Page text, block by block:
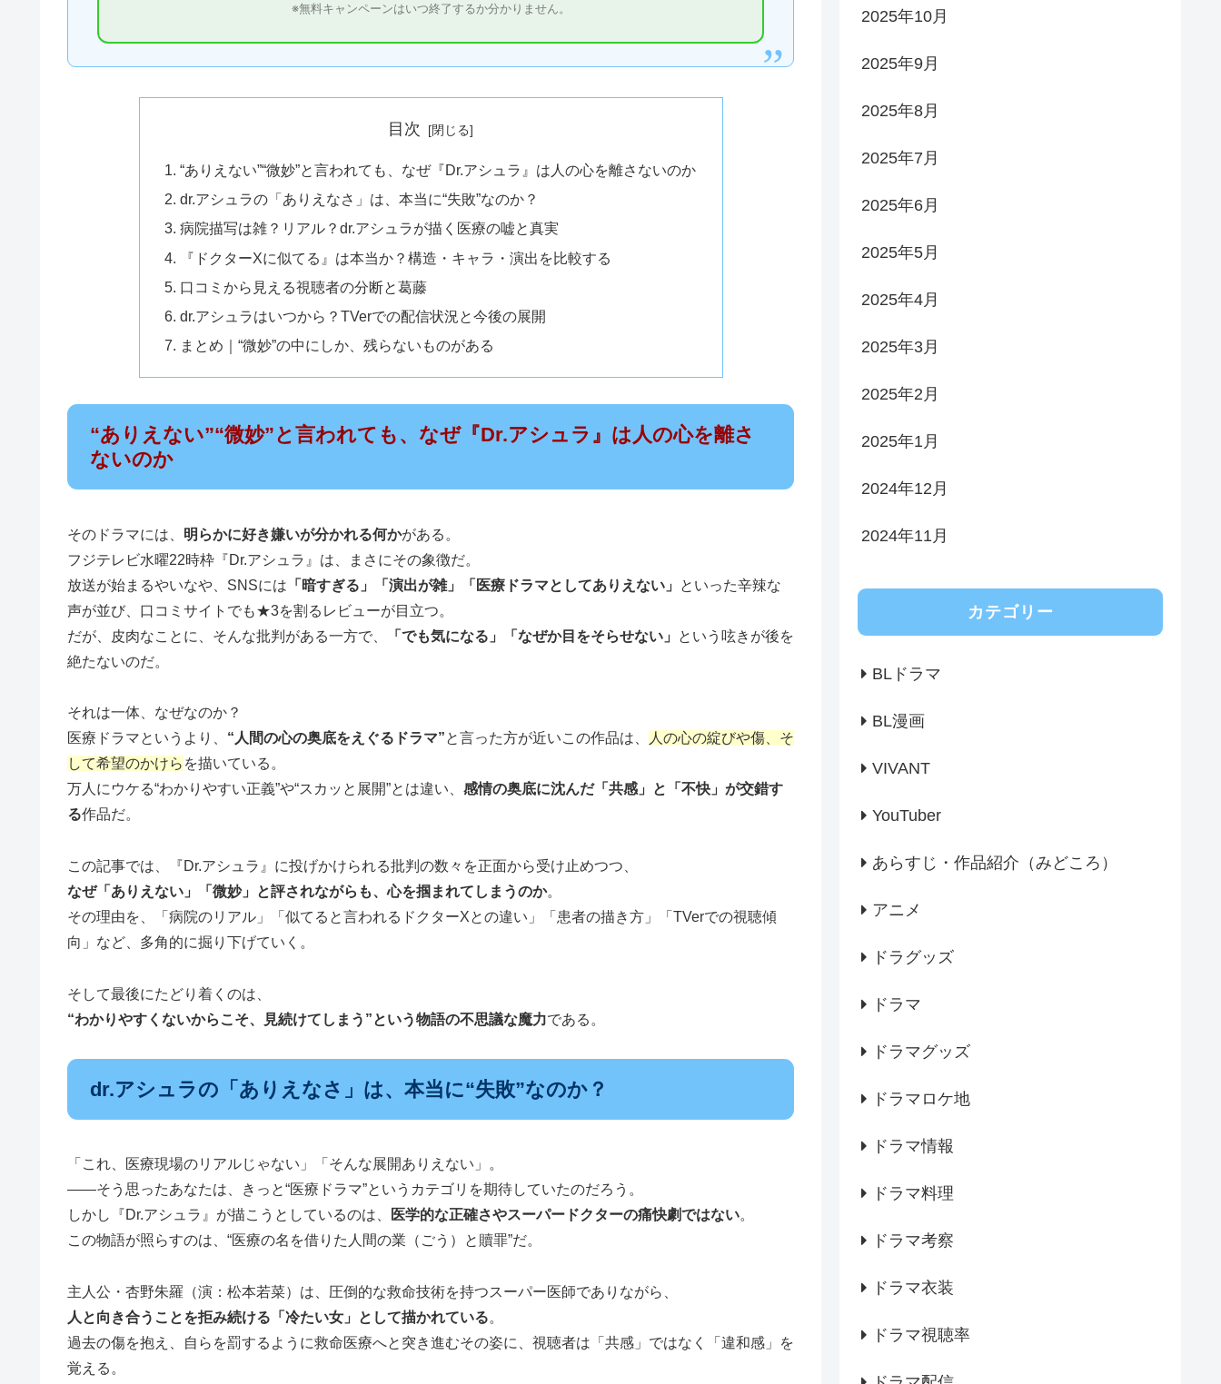
※無料キャンペーンはいつ終了するか分かりません。
目次
“ありえない”“微妙”と言われても、なぜ『Dr.アシュラ』は人の心を離さないのか
dr.アシュラの「ありえなさ」は、本当に“失敗”なのか？
病院描写は雑？リアル？dr.アシュラが描く医療の嘘と真実
『ドクターXに似てる』は本当か？構造・キャラ・演出を比較する
口コミから見える視聴者の分断と葛藤
dr.アシュラはいつから？TVerでの配信状況と今後の展開
まとめ｜“微妙”の中にしか、残らないものがある
“ありえない”“微妙”と言われても、なぜ『Dr.アシュラ』は人の心を離さ
ないのか
そのドラマには、 明らかに好き嫌いが分かれる何かがある。
フジテレビ水曜22時枠『Dr.アシュラ』は、まさにその象徴だ。
放送が始まるやいなや、SNSには 「暗すぎる」「演出が雑」「医療ドラマとしてありえない」
といった辛辣な
声が並び、口コミサイトでも★3を割るレビューが目立つ。
だが、皮肉なことに、そんな批判がある一方で、
「でも気になる」「なぜか目をそらせない」
という呟きが後を
絶たないのだ。
それは一体、なぜなのか？
医療ドラマというより、 “人間の心の奥底をえぐるドラマ”と言った方が近いこの作品は、
人の心の綻びや傷、そ
して希望のかけら を描いている。
万人にウケる“わかりやすい正義”や“スカッと展開”とは違い、 感情の奥底に沈んだ「共感」と「不快」が交錯す
る作品だ。
この記事では、『Dr.アシュラ』に投げかけられる批判の数々を正面から受け止めつつ、
なぜ「ありえない」「微妙」と評されながらも、心を掴まれてしまうのか。
その理由を、「病院のリアル」「似てると言われるドクターXとの違い」「患者の描き方」「TVerでの視聴傾
向」など、多角的に掘り下げていく。
そして最後にたどり着くのは、
“わかりやすくないからこそ、見続けてしまう”という物語の不思議な魔力である。
dr.アシュラの「ありえなさ」は、本当に“失敗”なのか？
「これ、医療現場のリアルじゃない」「そんな展開ありえない」。
——そう思ったあなたは、きっと“医療ドラマ”というカテゴリを期待していたのだろう。
しかし『Dr.アシュラ』が描こうとしているのは、
医学的な正確さやスーパードクターの痛快劇ではない。
この物語が照らすのは、“医療の名を借りた人間の業（ごう）と贖罪”だ。
主人公・杏野朱羅（演：松本若菜）は、圧倒的な救命技術を持つスーパー医師でありながら、
人と向き合うことを拒み続ける「冷たい女」として描かれている。
過去の傷を抱え、自らを罰するように救命医療へと突き進むその姿に、視聴者は「共感」ではなく「違和感」を
覚える。
2025年10月
2025年9月
2025年8月
2025年7月
2025年6月
2025年5月
2025年4月
2025年3月
2025年2月
2025年1月
2024年12月
2024年11月
カテゴリー
BLドラマ
BL漫画
VIVANT
YouTuber
あらすじ・作品紹介（みどころ）
アニメ
ドラグッズ
ドラマ
ドラマグッズ
ドラマロケ地
ドラマ情報
ドラマ料理
ドラマ考察
ドラマ衣装
ドラマ視聴率